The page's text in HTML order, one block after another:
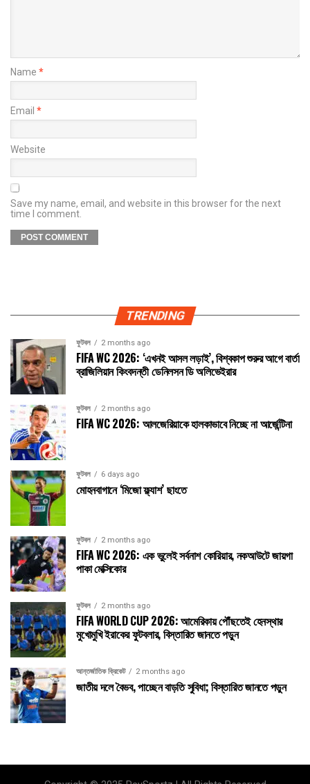
Name *
Email *
Website
Save my name, email, and website in this browser for the next
time I comment.
TRENDING
ফুটবল 2 months ago
FIFA WC 2026: ‘এখনই আসল লড়াই’, বিশ্বকাপ শুরুর আগে বার্তা
ব্রাজিলিয়ান কিংবদন্তী ডেনিলসন ডি অলিভেইরার
ফুটবল 2 months ago
FIFA WC 2026: আলজেরিয়াকে হালকাভাবে নিচ্ছে না আর্জেন্টিনা
ফুটবল 6 days ago
মোহনবাগানে ‘মিজো ফ্ল্যাশ’ ছাংতে
ফুটবল 2 months ago
FIFA WC 2026: এক ভুলেই সর্বনাশ কোরিয়ার, নকআউটে জায়গা
পাকা মেক্সিকোর
ফুটবল 2 months ago
FIFA WORLD CUP 2026: আমেরিকায় পৌঁছতেই হেনস্থার
মুখোমুখি ইরাকের ফুটবলার, বিস্তারিত জানতে পড়ুন
আন্তর্জাতিক ক্রিকেট 2 months ago
জাতীয় দলে বৈভব, পাচ্ছেন বাড়তি সুবিধা; বিস্তারিত জানতে পড়ুন